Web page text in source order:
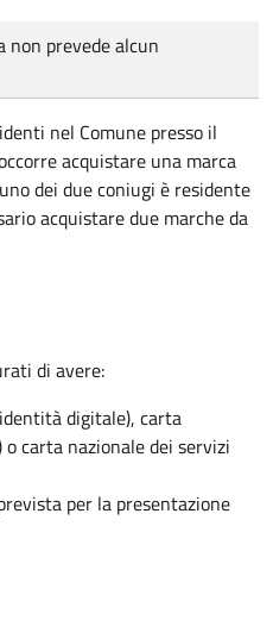
non prevede alcun
nel Comune presso il
acquistare una marca
dei due coniugi è residente
acquistare due marche da
di avere:
digitale), carta
carta nazionale dei servizi
per la presentazione